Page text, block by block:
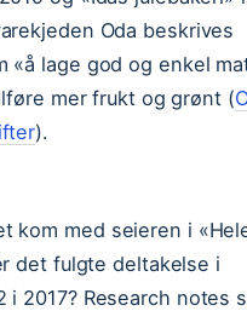
Oda beskrives
«å lage god og enkel
mer frukt og grønt (
).
kom med seieren i
det fulgte deltakelse i
i 2017? Research notes